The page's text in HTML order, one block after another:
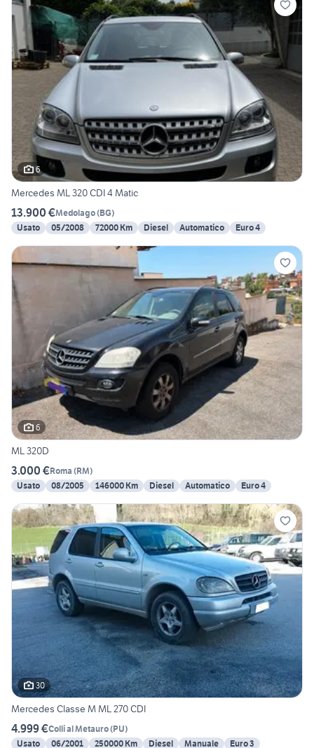
6
Mercedes ML 320 CDI 4 Matic
13.900 €Medolago(BG)
Usato
05/2008 72000 Km Diesel Automatico Euro 4
6
ML 320D
3.000 €Roma (RM)
Usato
08/2005 146000 Km Diesel Automatico Euro 4
30
Mercedes Classe M ML 270 CDI
4.999 €Colli al Metauro(PU)
Usato
06/2001 250000 Km Diesel Manuale Euro 3